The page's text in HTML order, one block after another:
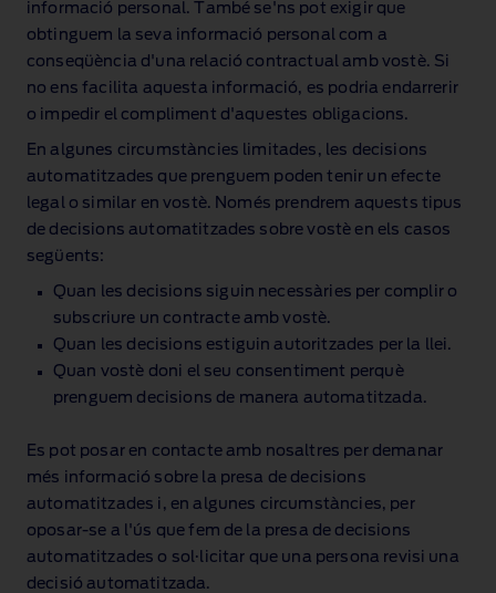
informació personal. També se'ns pot exigir que
obtinguem la seva informació personal com a
conseqüència d'una relació contractual amb vostè. Si
no ens facilita aquesta informació, es podria endarrerir
o impedir el compliment d'aquestes obligacions.
En algunes circumstàncies limitades, les decisions
automatitzades que prenguem poden tenir un efecte
legal o similar en vostè. Només prendrem aquests tipus
de decisions automatitzades sobre vostè en els casos
següents:
Quan les decisions siguin necessàries per complir o
subscriure un contracte amb vostè.
Quan les decisions estiguin autoritzades per la llei.
Quan vostè doni el seu consentiment perquè
prenguem decisions de manera automatitzada.
Es pot posar en contacte amb nosaltres per demanar
més informació sobre la presa de decisions
automatitzades i, en algunes circumstàncies, per
oposar‑se a l'ús que fem de la presa de decisions
automatitzades o sol·licitar que una persona revisi una
decisió automatitzada.